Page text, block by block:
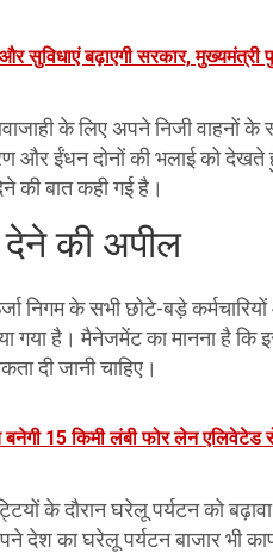
सुविधाएं बढ़ाएगी सरकार, मुख्यमंत्री
के लिए अपने निजी वाहनों
और ईंधन दोनों की भलाई को
की बात कही गई है।
देने की अपील
निगम के सभी छोटे-बड़े
गया है। मैनेजमेंट का मानना है कि
दी जानी चाहिए।
बनेगी 15 किमी लंबी फोर लेन एलिवेटेड
के दौरान घरेलू पर्यटन को
देश का घरेलू पर्यटन बाजार भी